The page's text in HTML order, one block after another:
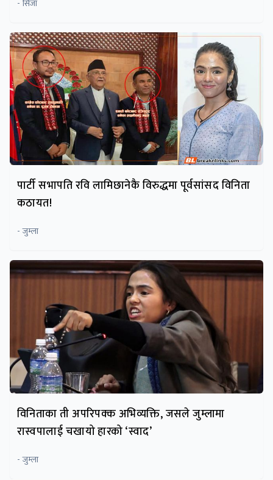
- सिंजा
पार्टी सभापति रवि लामिछानेकै विरुद्धमा पूर्वसांसद विनिता
कठायत!
- जुम्ला
विनिताका ती अपरिपक्क अभिव्यक्ति, जसले जुम्लामा
रास्वपालाई चखायो हारको ‘स्वाद’
- जुम्ला